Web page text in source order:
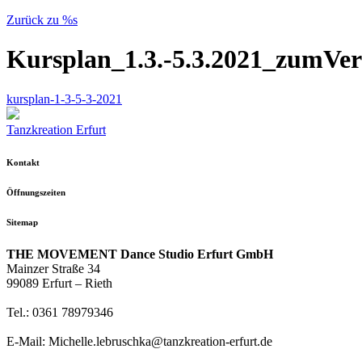
Zurück zu %s
Kursplan_1.3.-
kursplan-1-3-5-3-2021
Tanzkreation Erfurt
Kontakt
Öffnungszeiten
Sitemap
THE MOVEMENT Dance Studio Erfurt GmbH
Mainzer Straße 34
99089 Erfurt – Rieth
Tel.: 0361 78979346
E-Mail: Michelle.lebruschka@tanzkreation-erfurt.de